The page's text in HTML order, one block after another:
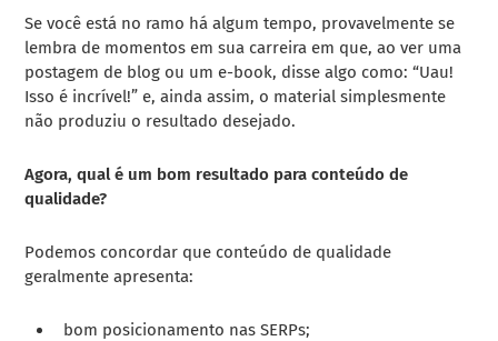
Se você está no ramo há algum tempo, provavelmente se
lembra de momentos em sua carreira em que, ao ver uma
postagem de blog ou um e-book, disse algo como: “Uau!
Isso é incrível!” e, ainda assim, o material simplesmente
não produziu o resultado desejado.
Agora, qual é um bom resultado para conteúdo de
qualidade?
Podemos concordar que conteúdo de qualidade
geralmente apresenta:
bom posicionamento nas SERPs;